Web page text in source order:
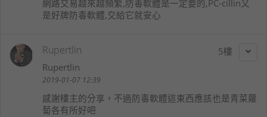
網路交易越來越頻繁,防毒軟體是一定要的,PC-cillin又
是好牌防毒軟體,交給它就安心
5
Rupertlin
Rupertlin
2019-01-07 12:39
感謝樓主的分享，不過防毒軟體這東西應該也是青菜蘿
蔔各有所好吧